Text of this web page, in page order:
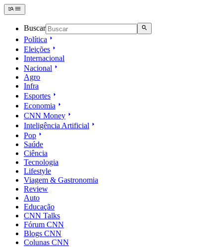
Buscar
Política
Eleições
Internacional
Nacional
Agro
Infra
Esportes
Economia
CNN Money
Inteligência Artificial
Pop
Saúde
Ciência
Tecnologia
Lifestyle
Viagem & Gastronomia
Review
Auto
Educação
CNN Talks
Fórum CNN
Blogs CNN
Colunas CNN